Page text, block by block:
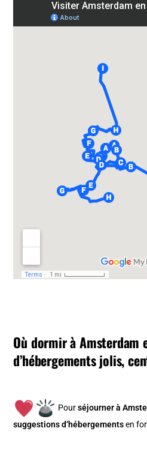
Où dormir à Amsterdam
d’hébergements jolis,
Pourséjourner à
suggestions d’hébergements en